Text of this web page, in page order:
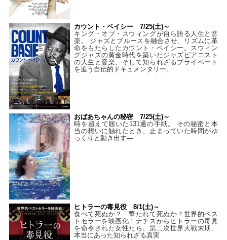
カウント・ベイシー 7/25(土)～
キング・オブ・スウィングが自ら語る人生と音
楽。 ジャズとブルースを融合させ、リズムに革
命をもたらしたカウント・ベイシー。スウィン
グジャズの黄金時代を築いたジャズピアニスト
の人生と音楽、そして知られざるプライベート
を追う自伝的ドキュメンタリー。
おばあちゃんの秘密 7/25(土)～
時を超えて届いた131通の手紙。 その秘密と本
当の想いに触れたとき、止まっていた時間がゆ
っくりと動き出す―
ヒトラーの毒見役 8/1(土)～
食べて死ぬか？ 撃たれて死ぬか？世界的ベス
トセラーを映画化！ナチスからヒトラーの毒見
を命令された女性たち。第二次世界大戦末期、
本当にあった知られざる真実